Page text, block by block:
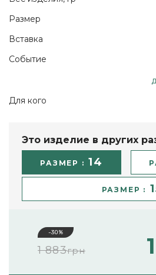
Размер
Вставка
Событие
Для кого
Это изделие в других
РАЗМЕР : 14
РАЗМЕР :
-30%
1 883грн